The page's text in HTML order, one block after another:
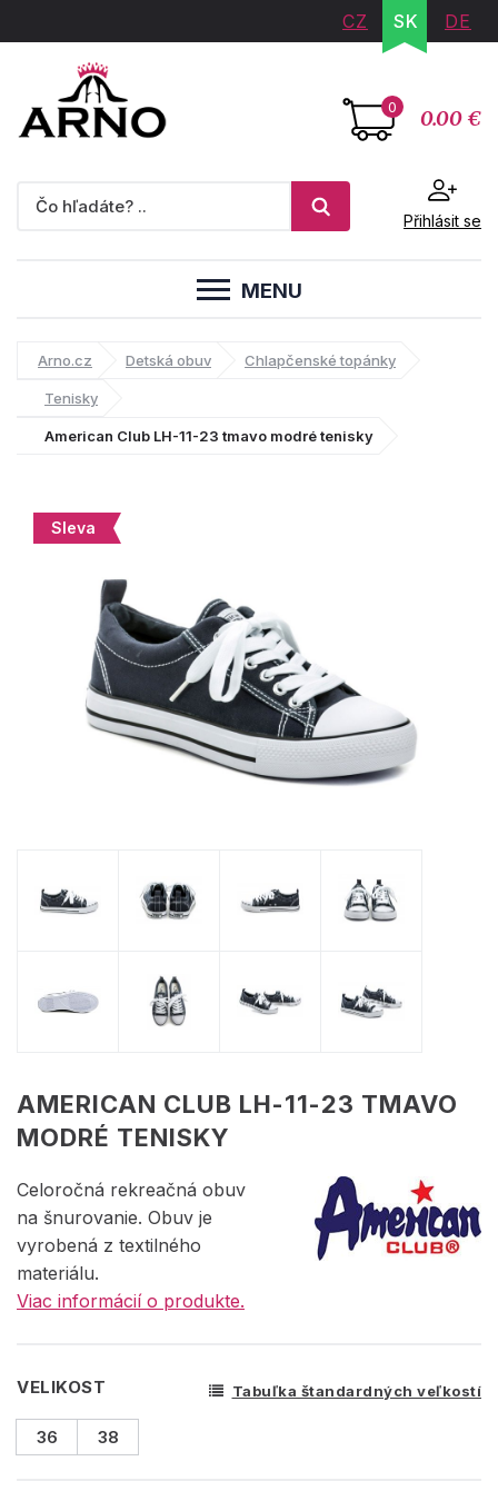
CZ SK DE
0 0.00 €
Přihlásit se
MENU
Arno.cz Detská obuv Chlapčenské topánky
Tenisky
American Club LH-11-23 tmavo modré tenisky
Sleva
AMERICAN CLUB LH-11-23 TMAVO
MODRÉ TENISKY
Celoročná rekreačná obuv
na šnurovanie. Obuv je
vyrobená z textilného
materiálu.
Viac informácií o produkte.
VELIKOST Tabuľka štandardných veľkostí
36 38